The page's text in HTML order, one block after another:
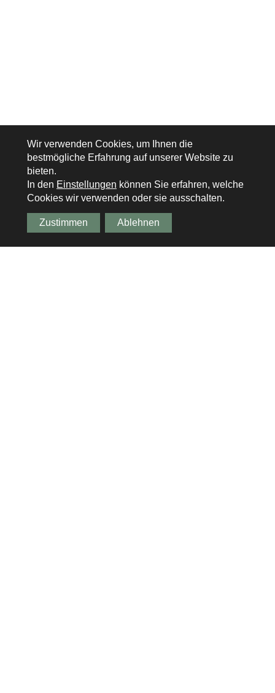
Wir verwenden Cookies, um Ihnen die
bestmögliche Erfahrung auf unserer Website zu
bieten.
In den Einstellungen können Sie erfahren, welche
Cookies wir verwenden oder sie ausschalten.
Zustimmen Ablehnen